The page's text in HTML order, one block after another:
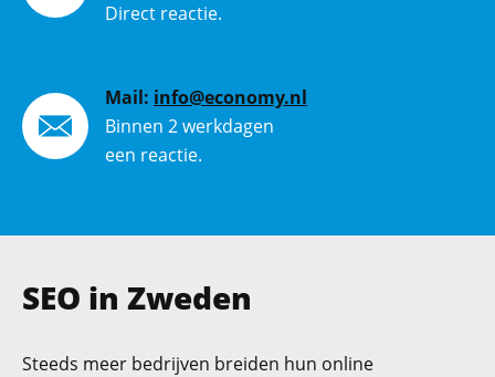
Direct reactie.
Mail: info@economy.nl
Binnen 2 werkdagen
een reactie.
SEO in Zweden
Steeds meer bedrijven breiden hun online